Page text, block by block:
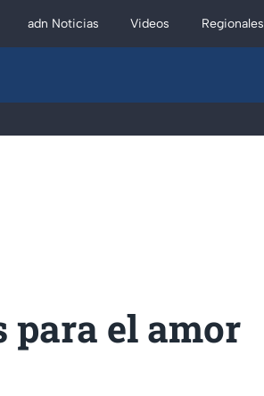
adn Noticias Videos Regionales
para el amor